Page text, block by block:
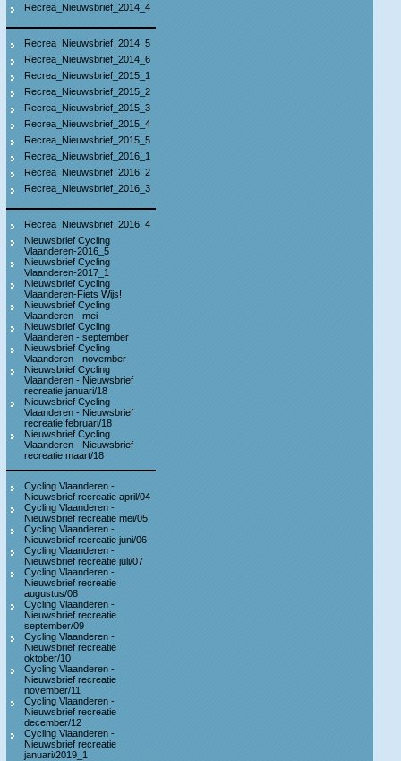
Recrea_Nieuwsbrief_2014_4
Recrea_Nieuwsbrief_2014_5
Recrea_Nieuwsbrief_2014_6
Recrea_Nieuwsbrief_2015_1
Recrea_Nieuwsbrief_2015_2
Recrea_Nieuwsbrief_2015_3
Recrea_Nieuwsbrief_2015_4
Recrea_Nieuwsbrief_2015_5
Recrea_Nieuwsbrief_2016_1
Recrea_Nieuwsbrief_2016_2
Recrea_Nieuwsbrief_2016_3
Recrea_Nieuwsbrief_2016_4
Nieuwsbrief Cycling
Vlaanderen-2016_5
Nieuwsbrief Cycling
Vlaanderen-2017_1
Nieuwsbrief Cycling
Vlaanderen-Fiets Wijs!
Nieuwsbrief Cycling
Vlaanderen - mei
Nieuwsbrief Cycling
Vlaanderen - september
Nieuwsbrief Cycling
Vlaanderen - november
Nieuwsbrief Cycling
Vlaanderen - Nieuwsbrief
recreatie januari/18
Nieuwsbrief Cycling
Vlaanderen - Nieuwsbrief
recreatie februari/18
Nieuwsbrief Cycling
Vlaanderen - Nieuwsbrief
recreatie maart/18
Cycling Vlaanderen -
Nieuwsbrief recreatie april/04
Cycling Vlaanderen -
Nieuwsbrief recreatie mei/05
Cycling Vlaanderen -
Nieuwsbrief recreatie juni/06
Cycling Vlaanderen -
Nieuwsbrief recreatie juli/07
Cycling Vlaanderen -
Nieuwsbrief recreatie
augustus/08
Cycling Vlaanderen -
Nieuwsbrief recreatie
september/09
Cycling Vlaanderen -
Nieuwsbrief recreatie
oktober/10
Cycling Vlaanderen -
Nieuwsbrief recreatie
november/11
Cycling Vlaanderen -
Nieuwsbrief recreatie
december/12
Cycling Vlaanderen -
Nieuwsbrief recreatie
januari/2019_1